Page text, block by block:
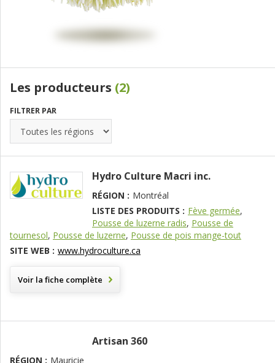
Les producteurs (2)
FILTRER PAR
Hydro Culture Macri inc.
RÉGION : Montréal
LISTE DES PRODUITS : Fève germée,
Pousse de luzerne radis, Pousse de
tournesol, Pousse de luzerne, Pousse de pois mange-tout
SITE WEB : www.hydroculture.ca
Voir la fiche complète
Artisan 360
RÉGION : Mauricie